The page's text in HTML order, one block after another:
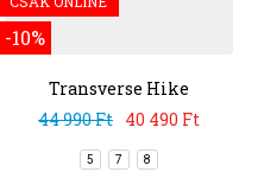
-10%
Transverse Hike
Waterproof
44 990 Ft 40 490 Ft
5 7 8